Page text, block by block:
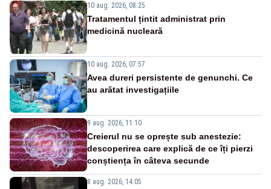
10 aug. 2026, 08:25
Tratamentul țintit administrat prin
medicină nucleară
10 aug. 2026, 07:57
Avea dureri persistente de genunchi. Ce
au arătat investigațiile
9 aug. 2026, 11:10
Creierul nu se oprește sub anestezie:
descoperirea care explică de ce îți pierzi
conștiența în câteva secunde
8 aug. 2026, 14:05